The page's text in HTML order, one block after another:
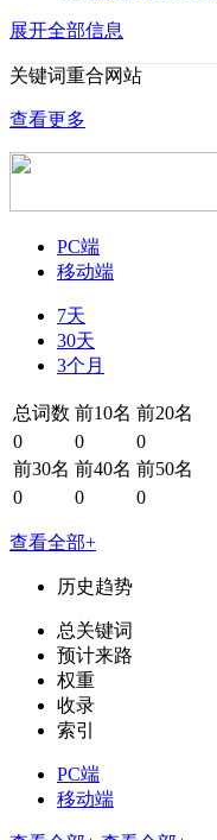
展开全部信息
关键词重合网站
查看更多
PC端
移动端
7天
30天
3个月
总词数 前10名 前20名
0
0
0
前30名 前40名 前50名
0
0 0
查看全部+
历史趋势
总关键词
预计来路
权重
收录
索引
PC端
移动端